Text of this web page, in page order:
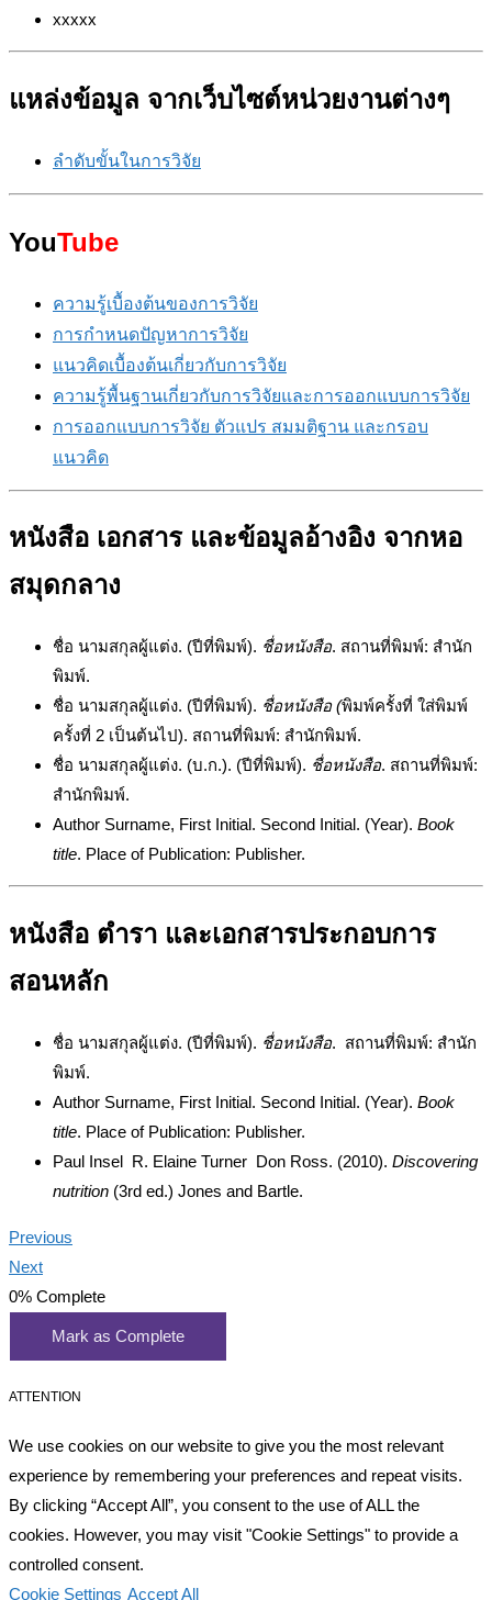
xxxxx
แหล่งข้อมูล จากเว็บไซต์หน่วยงานต่างๆ
ลำดับขั้นในการวิจัย
YouTube
ความรู้เบื้องต้นของการวิจัย
การกำหนดปัญหาการวิจัย
แนวคิดเบื้องต้นเกี่ยวกับการวิจัย
ความรู้พื้นฐานเกี่ยวกับการวิจัยและการออกแบบการวิจัย
การออกแบบการวิจัย ตัวแปร สมมติฐาน และกรอบ
แนวคิด
หนังสือ เอกสาร และข้อมูลอ้างอิง จากหอ
สมุดกลาง
ชื่อ นามสกุลผู้แต่ง. (ปีที่พิมพ์). ชื่อหนังสือ. สถานที่พิมพ์: สำนัก
พิมพ์.
ชื่อ นามสกุลผู้แต่ง. (ปีที่พิมพ์). ชื่อหนังสือ (พิมพ์ครั้งที่ ใส่พิมพ์
ครั้งที่ 2 เป็นต้นไป). สถานที่พิมพ์: สำนักพิมพ์.
ชื่อ นามสกุลผู้แต่ง. (บ.ก.). (ปีที่พิมพ์). ชื่อหนังสือ. สถานที่พิมพ์:
สำนักพิมพ์.
Author Surname, First Initial. Second Initial. (Year). Book
title. Place of Publication: Publisher.
หนังสือ ตำรา และเอกสารประกอบการ
สอนหลัก
ชื่อ นามสกุลผู้แต่ง. (ปีที่พิมพ์). ชื่อหนังสือ. สถานที่พิมพ์: สำนัก
พิมพ์.
Author Surname, First Initial. Second Initial. (Year). Book
title. Place of Publication: Publisher.
Paul Insel R. Elaine Turner Don Ross. (2010). Discovering
nutrition (3rd ed.) Jones and Bartle.
Previous
Next
0% Complete
Mark as Complete
ATTENTION
We use cookies on our website to give you the most relevant
experience by remembering your preferences and repeat visits.
By clicking “Accept All”, you consent to the use of ALL the
cookies. However, you may visit "Cookie Settings" to provide a
controlled consent.
Cookie Settings Accept All